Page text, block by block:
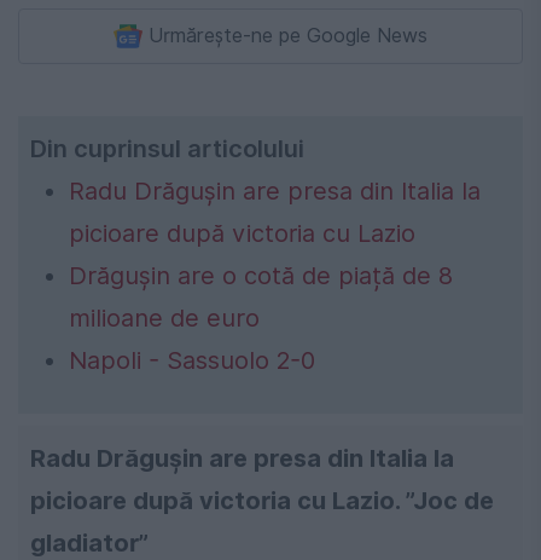
Urmărește-ne pe Google News
Din cuprinsul articolului
Radu Drăgușin are presa din Italia la
picioare după victoria cu Lazio
Drăgușin are o cotă de piață de 8
milioane de euro
Napoli - Sassuolo 2-0
Radu Drăgușin are presa din Italia la
picioare după victoria cu Lazio. ”Joc de
gladiator”